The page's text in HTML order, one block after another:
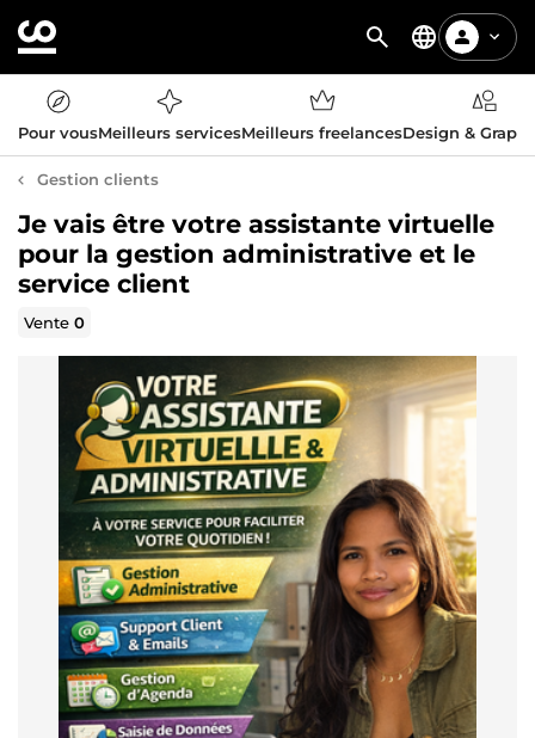
Pour vousMeilleurs servicesMeilleurs freelancesDesign &
Gestion clients
Je vais être votre assistante virtuelle
pour la gestion administrative et le
service client
Vente0